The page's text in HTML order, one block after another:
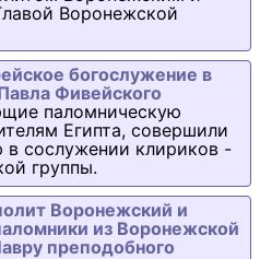
Воронежской
богослужение в
Фивейского
паломническую
Египта, совершили
сослужении клириков -
группы.
Воронежский и
из Воронежской
преподобного